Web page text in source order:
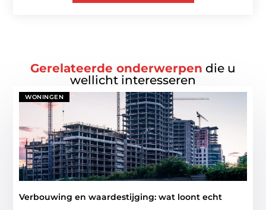
Gerelateerde onderwerpen die u
wellicht interesseren
WONINGEN
Verbouwing en waardestijging: wat loont echt